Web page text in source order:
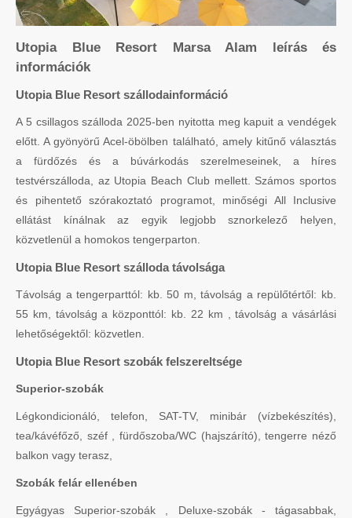
Utopia Blue Resort Marsa Alam leírás és
információk
Utopia Blue Resort szállodainformáció
A 5 csillagos szálloda 2025-ben nyitotta meg kapuit a vendégek
előtt. A gyönyörű Acel-öbölben található, amely kitűnő választás
a fürdőzés és a búvárkodás szerelmeseinek, a híres
testvérszálloda, az Utopia Beach Club mellett. Számos sportos
és pihentető szórakoztató programot, minőségi All Inclusive
ellátást kínálnak az egyik legjobb sznorkelező helyen,
közvetlenül a homokos tengerparton.
Utopia Blue Resort szálloda távolsága
Távolság a tengerparttól: kb. 50 m, távolság a repülőtértől: kb.
55 km, távolság a központtól: kb. 22 km , távolság a vásárlási
lehetőségektől: közvetlen.
Utopia Blue Resort szobák felszereltsége
Superior-szobák
Légkondicionáló, telefon, SAT-TV, minibár (vízbekészítés),
tea/kávéfőző, széf , fürdőszoba/WC (hajszárító), tengerre néző
balkon vagy terasz,
Szobák felár ellenében
Egyágyas Superior-szobák , Deluxe-szobák - tágasabbak,